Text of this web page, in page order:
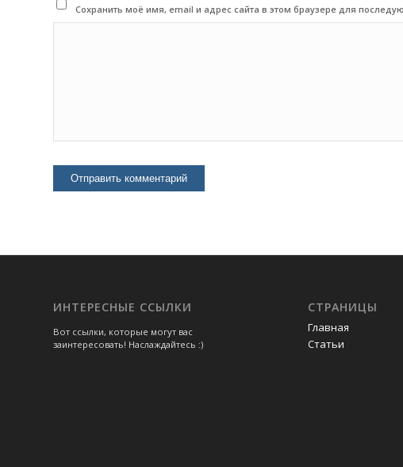
Сохранить моё имя, email и адрес сайта в этом браузере для
ИНТЕРЕСНЫЕ ССЫЛКИ
Вот ссылки, которые могут вас
заинтересовать! Наслаждайтесь :)
СТРАНИЦЫ
Главная
Статьи